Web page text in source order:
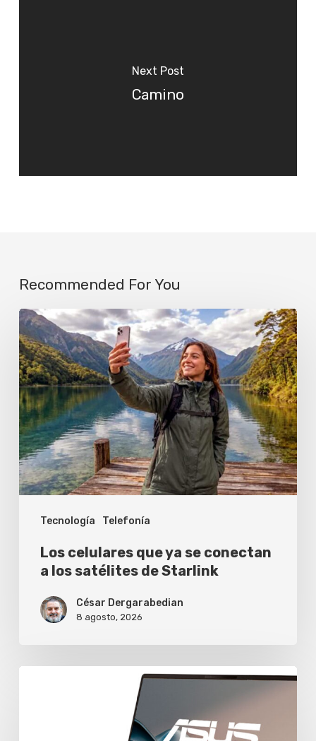
Next Post
Camino
Recommended For You
Tecnología Telefonía
Los
celulares
que
ya
se
conectan
a
los
satélites
StarlinkLos celulares que ya se conectan
a los satélites de Starlink
César Dergarabedian
8 agosto, 2026